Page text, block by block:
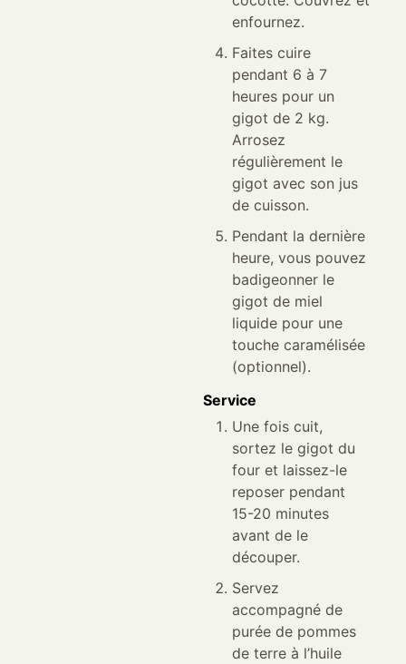
enfournez.
Faites cuire
pendant 6 à 7
heures pour un
gigot de 2 kg.
Arrosez
régulièrement le
gigot avec son jus
de cuisson.
Pendant la dernière
heure, vous pouvez
badigeonner le
gigot de miel
liquide pour une
touche caramélisée
(optionnel).
Service
Une fois cuit,
sortez le gigot du
four et laissez-le
reposer pendant
15-20 minutes
avant de le
découper.
Servez
accompagné de
purée de pommes
de terre à l’huile